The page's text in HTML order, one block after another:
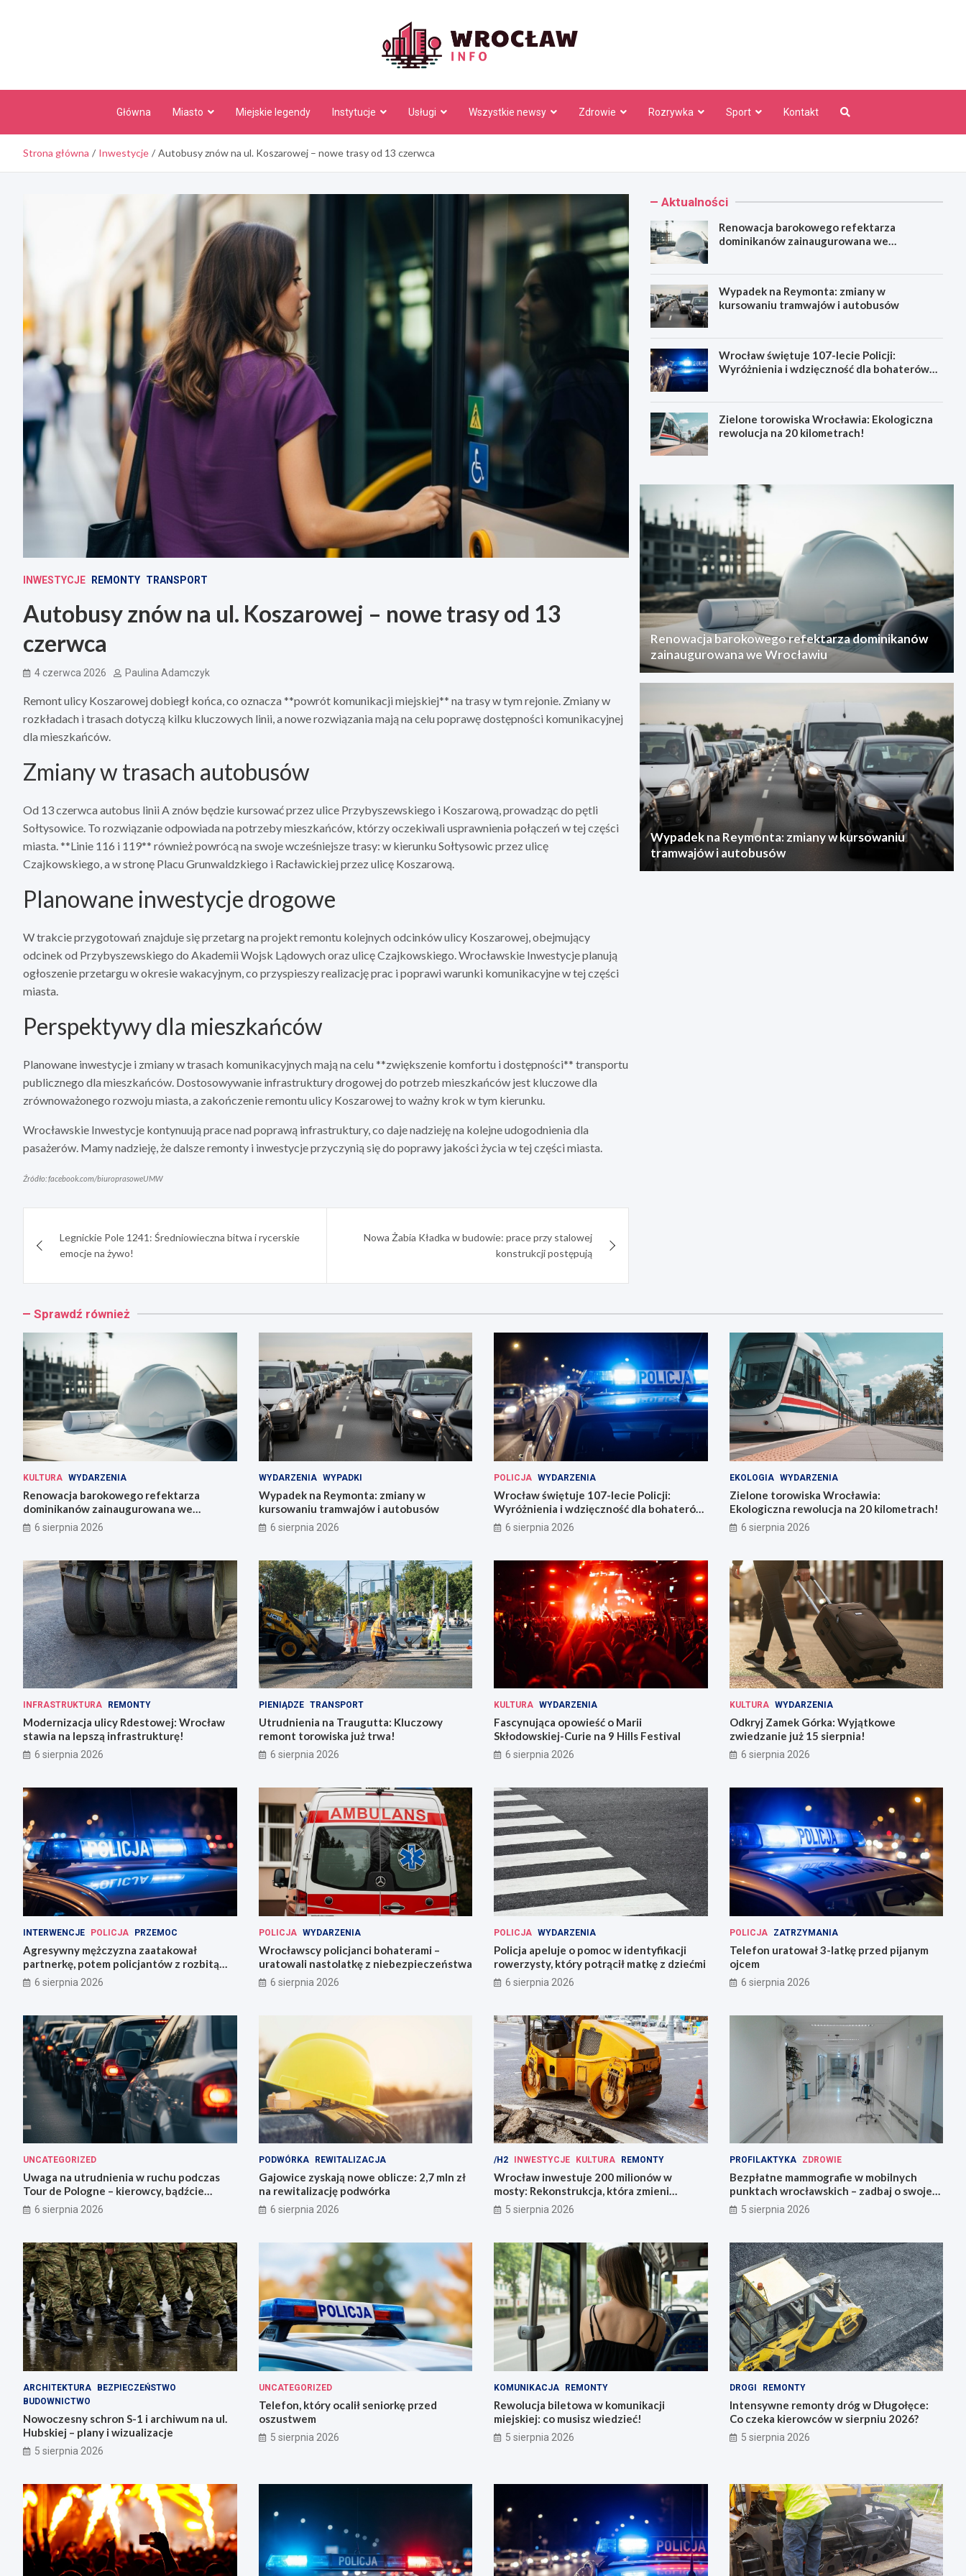
Główna Miasto Miejskie legendy Instytucje Usługi Wszystkie newsy Zdrowie Rozrywka Sport Kontakt
Strona główna Inwestycje Autobusy znów na ul. Koszarowej – nowe trasy od 13 czerwca
INWESTYCJE REMONTY TRANSPORT
Autobusy znów na ul. Koszarowej – nowe trasy od 13
czerwca
4 czerwca 2026 Paulina Adamczyk
Remont ulicy Koszarowej dobiegł końca, co oznacza **powrót komunikacji miejskiej** na trasy w tym rejonie. Zmiany w
rozkładach i trasach dotyczą kilku kluczowych linii, a nowe rozwiązania mają na celu poprawę dostępności komunikacyjnej
dla mieszkańców.
Zmiany w trasach autobusów
Od 13 czerwca autobus linii A znów będzie kursować przez ulice Przybyszewskiego i Koszarową, prowadząc do pętli
Sołtysowice. To rozwiązanie odpowiada na potrzeby mieszkańców, którzy oczekiwali usprawnienia połączeń w tej części
miasta. **Linie 116 i 119** również powrócą na swoje wcześniejsze trasy: w kierunku Sołtysowic przez ulicę
Czajkowskiego, a w stronę Placu Grunwaldzkiego i Racławickiej przez ulicę Koszarową.
Planowane inwestycje drogowe
W trakcie przygotowań znajduje się przetarg na projekt remontu kolejnych odcinków ulicy Koszarowej, obejmujący
odcinek od Przybyszewskiego do Akademii Wojsk Lądowych oraz ulicę Czajkowskiego. Wrocławskie Inwestycje planują
ogłoszenie przetargu w okresie wakacyjnym, co przyspieszy realizację prac i poprawi warunki komunikacyjne w tej części
miasta.
Perspektywy dla mieszkańców
Planowane inwestycje i zmiany w trasach komunikacyjnych mają na celu **zwiększenie komfortu i dostępności** transportu
publicznego dla mieszkańców. Dostosowywanie infrastruktury drogowej do potrzeb mieszkańców jest kluczowe dla
zrównoważonego rozwoju miasta, a zakończenie remontu ulicy Koszarowej to ważny krok w tym kierunku.
Wrocławskie Inwestycje kontynuują prace nad poprawą infrastruktury, co daje nadzieję na kolejne udogodnienia dla
pasażerów. Mamy nadzieję, że dalsze remonty i inwestycje przyczynią się do poprawy jakości życia w tej części miasta.
Źródło: facebook.com/biuroprasoweUMW
wpisuLegnickie Pole 1241: Średniowieczna bitwa i rycerskie
emocje na żywo!
Nowa Żabia Kładka w budowie: prace przy stalowej
konstrukcji postępują
Aktualności
Renowacja barokowego refektarza
dominikanów zainaugurowana we
Wypadek na Reymonta: zmiany w
kursowaniu tramwajów i autobusów
Wrocław świętuje 107-lecie Policji:
Wyróżnienia i wdzięczność dla bohaterów
Zielone torowiska Wrocławia: Ekologiczna
rewolucja na 20 kilometrach!
Renowacja barokowego refektarza dominikanów
zainaugurowana we Wrocławiu
Wypadek na Reymonta: zmiany w kursowaniu
tramwajów i autobusów
Sprawdź również
KULTURA WYDARZENIA
Renowacja barokowego refektarza
dominikanów zainaugurowana we
Wrocławiu
6 sierpnia 2026
WYDARZENIA WYPADKI
Wypadek na Reymonta: zmiany w
kursowaniu tramwajów i autobusów
6 sierpnia 2026
POLICJA WYDARZENIA
Wrocław świętuje 107-lecie Policji:
Wyróżnienia i wdzięczność dla bohaterów
codzienności
6 sierpnia 2026
EKOLOGIA WYDARZENIA
Zielone torowiska Wrocławia:
Ekologiczna rewolucja na 20 kilometrach!
6 sierpnia 2026
INFRASTRUKTURA REMONTY
Modernizacja ulicy Rdestowej: Wrocław
stawia na lepszą infrastrukturę!
6 sierpnia 2026
PIENIĄDZE TRANSPORT
Utrudnienia na Traugutta: Kluczowy
remont torowiska już trwa!
6 sierpnia 2026
KULTURA WYDARZENIA
Fascynująca opowieść o Marii
Skłodowskiej-Curie na 9 Hills Festival
6 sierpnia 2026
KULTURA WYDARZENIA
Odkryj Zamek Górka: Wyjątkowe
zwiedzanie już 15 sierpnia!
6 sierpnia 2026
INTERWENCJE POLICJA PRZEMOC
Agresywny mężczyzna zaatakował
partnerkę, potem policjantów z rozbitą
butelką
6 sierpnia 2026
POLICJA WYDARZENIA
Wrocławscy policjanci bohaterami –
uratowali nastolatkę z niebezpieczeństwa
6 sierpnia 2026
POLICJA WYDARZENIA
Policja apeluje o pomoc w identyfikacji
rowerzysty, który potrącił matkę z dziećmi
6 sierpnia 2026
POLICJA ZATRZYMANIA
Telefon uratował 3-latkę przed pijanym
ojcem
6 sierpnia 2026
UNCATEGORIZED
Uwaga na utrudnienia w ruchu podczas
Tour de Pologne – kierowcy, bądźcie
przygotowani!
6 sierpnia 2026
PODWÓRKA REWITALIZACJA
Gajowice zyskają nowe oblicze: 2,7 mln zł
na rewitalizację podwórka
6 sierpnia 2026
/H2 INWESTYCJE KULTURA REMONTY
Wrocław inwestuje 200 milionów w
mosty: Rekonstrukcja, która zmieni
miasto!
5 sierpnia 2026
PROFILAKTYKA ZDROWIE
Bezpłatne mammografie w mobilnych
punktach wrocławskich – zadbaj o swoje
zdrowie!
5 sierpnia 2026
ARCHITEKTURA
BEZPIECZEŃSTWO
BUDOWNICTWO
Nowoczesny schron S-1 i archiwum na ul.
Hubskiej – plany i wizualizacje
5 sierpnia 2026
UNCATEGORIZED
Telefon, który ocalił seniorkę przed
oszustwem
5 sierpnia 2026
KOMUNIKACJA REMONTY
Rewolucja biletowa w komunikacji
miejskiej: co musisz wiedzieć!
5 sierpnia 2026
DROGI REMONTY
Intensywne remonty dróg w Długołęce:
Co czeka kierowców w sierpniu 2026?
5 sierpnia 2026